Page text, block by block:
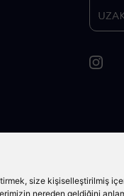
size kişiselleştirilmiş
nereden geldiğini
Borsa İstanbul A.Ş.’dir.
ve izinsiz kullanılamaz. Bu